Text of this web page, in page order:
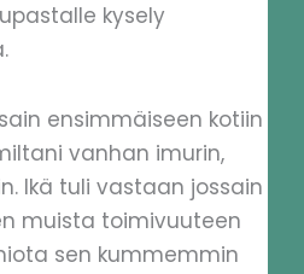
kysely
ensimmäiseen kotiin
vanhan imurin,
Ikä tuli vastaan jossain
muista toimivuuteen
sen kummemmin